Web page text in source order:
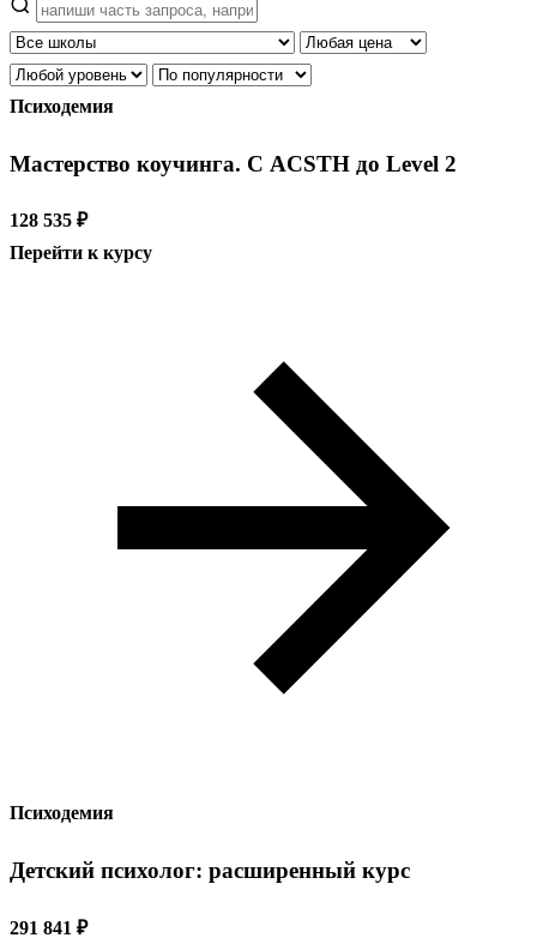
Психодемия
Мастерство коучинга. С ACSTH до Level 2
128 535 ₽
Перейти к курсу
Психодемия
Детский психолог: расширенный курс
291 841 ₽